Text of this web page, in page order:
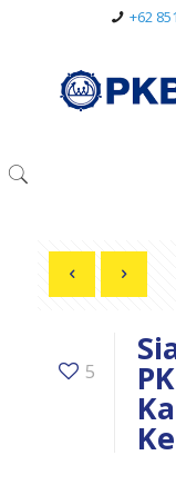
+62
5